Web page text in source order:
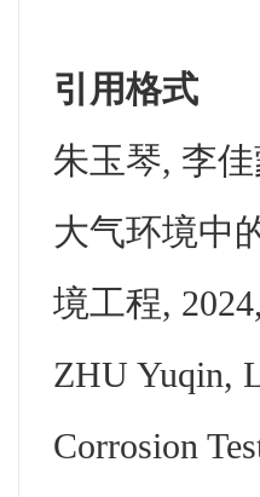
引用格式
朱玉琴, 李
大气环境中
境工程,
ZHU Yuqin,
Corrosion